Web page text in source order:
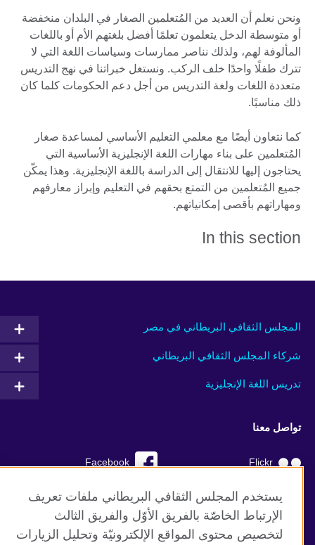
ونحن نعلم أن العديد من المُتعلمين الصغار في البلدان منخفضة
أو متوسطة الدخل يتعلمون تعلمًا أفضل بلغتهم الأم أو باللغات
المألوفة لهم، ولذلك نناصر ممارسات وسياسات اللغة التي لا
تترك طفلًا واحدًا خلف الركب. ونستغل خبراتنا في نهج التدريس
متعددة اللغات ولغة التدريس من أجل دعم الحكومات كلما كان
ذلك مناسبًا.
كما نتعاون أيضًا مع معلمي التعليم الأساسي لمساعدة صغار
المُتعلمين على بناء مهارات اللغة الإنجليزية الأساسية التي
يحتاجون إليها للانتقال إلى الدراسة باللغة الإنجليزية. وهذا يمكّن
جميع المُتعلمين من التمتع بحقهم في التعليم وإبراز معارفهم
ومهاراتهم بأقصى إمكانياتهم.
In this section
المجلس الثقافي البريطاني في مصر
شركاء المجلس الثقافي البريطاني
تدريس اللغة الإنجليزية
تواصل معنا
Facebook Flickr
YouTube RSS
TikTok
يستخدم المجلس الثقافي البريطاني ملفات تعريف
الإرتباط الخاصّة بالفريق الأوّل والفريق الثالث
لتخصيص محتوى المواقع الإلكترونيّة وتحليل الزيارات